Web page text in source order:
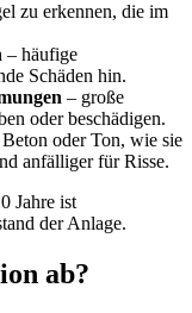
zu erkennen, die im
– häufige
Schäden hin.
– große
oder beschädigen.
oder Ton, wie sie
anfälliger für Risse.
Jahre ist
der Anlage.
ab?